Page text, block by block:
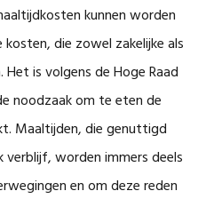
kunnen worden
die zowel zakelijke als
is volgens de Hoge Raad
noodzaak om te eten de
Maaltijden, die genuttigd
verblijf, worden immers deels
en om deze reden